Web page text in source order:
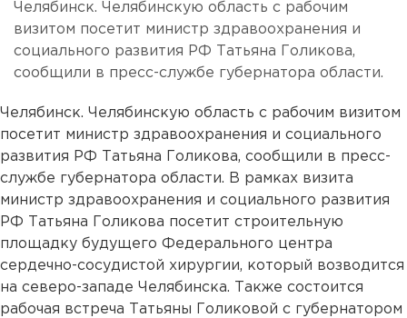
Челябинск. Челябинскую область с рабочим
визитом посетит министр здравоохранения и
социального развития РФ Татьяна Голикова,
сообщили в пресс-службе губернатора области.
Челябинск. Челябинскую область с рабочим визитом
посетит министр здравоохранения и социального
развития РФ Татьяна Голикова, сообщили в пресс-
службе губернатора области. В рамках визита
министр здравоохранения и социального развития
РФ Татьяна Голикова посетит строительную
площадку будущего Федерального центра
сердечно-сосудистой хирургии, который возводится
на северо-западе Челябинска. Также состоится
рабочая встреча Татьяны Голиковой с губернатором